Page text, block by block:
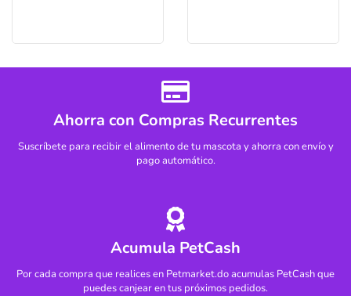
Ahorra con Compras Recurrentes
Suscríbete para recibir el alimento de tu mascota y ahorra con envío y
pago automático.
Acumula PetCash
Por cada compra que realices en Petmarket.do acumulas PetCash que
puedes canjear en tus próximos pedidos.